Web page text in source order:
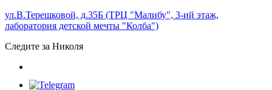
ул.В.Терешковой, д.35Б (ТРЦ "Малибу", 3-ий этаж,
лаборатория детской мечты "Колба")
Следите за Николя